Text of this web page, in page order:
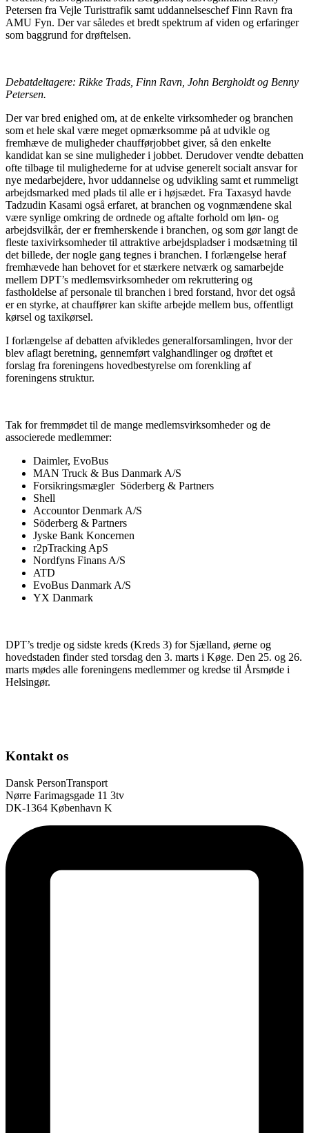
Petersen fra Vejle Turisttrafik samt uddannelseschef Finn Ravn fra
AMU Fyn. Der var således et bredt spektrum af viden og erfaringer
som baggrund for drøftelsen.
Debatdeltagere: Rikke Trads, Finn Ravn, John Bergholdt og Benny
Petersen.
Der var bred enighed om, at de enkelte virksomheder og branchen
som et hele skal være meget opmærksomme på at udvikle og
fremhæve de muligheder chaufførjobbet giver, så den enkelte
kandidat kan se sine muligheder i jobbet. Derudover vendte debatten
ofte tilbage til mulighederne for at udvise generelt socialt ansvar for
nye medarbejdere, hvor uddannelse og udvikling samt et rummeligt
arbejdsmarked med plads til alle er i højsædet. Fra Taxasyd havde
Tadzudin Kasami også erfaret, at branchen og vognmændene skal
være synlige omkring de ordnede og aftalte forhold om løn- og
arbejdsvilkår, der er fremherskende i branchen, og som gør langt de
fleste taxivirksomheder til attraktive arbejdspladser i modsætning til
det billede, der nogle gang tegnes i branchen. I forlængelse heraf
fremhævede han behovet for et stærkere netværk og samarbejde
mellem DPT’s medlemsvirksomheder om rekruttering og
fastholdelse af personale til branchen i bred forstand, hvor det også
er en styrke, at chauffører kan skifte arbejde mellem bus, offentligt
kørsel og taxikørsel.
I forlængelse af debatten afvikledes generalforsamlingen, hvor der
blev aflagt beretning, gennemført valghandlinger og drøftet et
forslag fra foreningens hovedbestyrelse om forenkling af
foreningens struktur.
Tak for fremmødet til de mange medlemsvirksomheder og de
associerede medlemmer:
Daimler, EvoBus
MAN Truck & Bus Danmark A/S
Forsikringsmægler Söderberg & Partners
Shell
Accountor Denmark A/S
Söderberg & Partners
Jyske Bank Koncernen
r2pTracking ApS
Nordfyns Finans A/S
ATD
EvoBus Danmark A/S
YX Danmark
DPT’s tredje og sidste kreds (Kreds 3) for Sjælland, øerne og
hovedstaden finder sted torsdag den 3. marts i Køge. Den 25. og 26.
marts mødes alle foreningens medlemmer og kredse til Årsmøde i
Helsingør.
Kontakt os
Dansk PersonTransport
Nørre Farimagsgade 11 3tv
DK-1364 København K